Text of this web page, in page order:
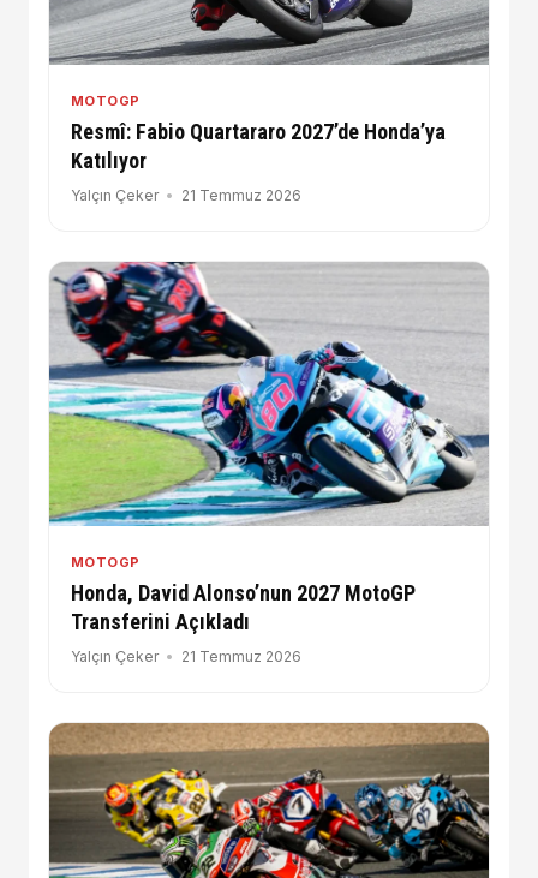
MOTOGP
Resmî: Fabio Quartararo 2027’de Honda’ya
Katılıyor
Yalçın Çeker 21 Temmuz 2026
MOTOGP
Honda, David Alonso’nun 2027 MotoGP
Transferini Açıkladı
Yalçın Çeker 21 Temmuz 2026